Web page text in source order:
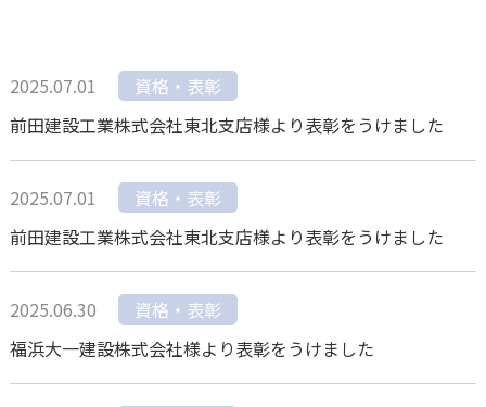
2025.07.01
資格・表彰
前田建設工業株式会社東北支店様より表彰をうけました
2025.07.01
資格・表彰
前田建設工業株式会社東北支店様より表彰をうけました
2025.06.30
資格・表彰
福浜大一建設株式会社様より表彰をうけました